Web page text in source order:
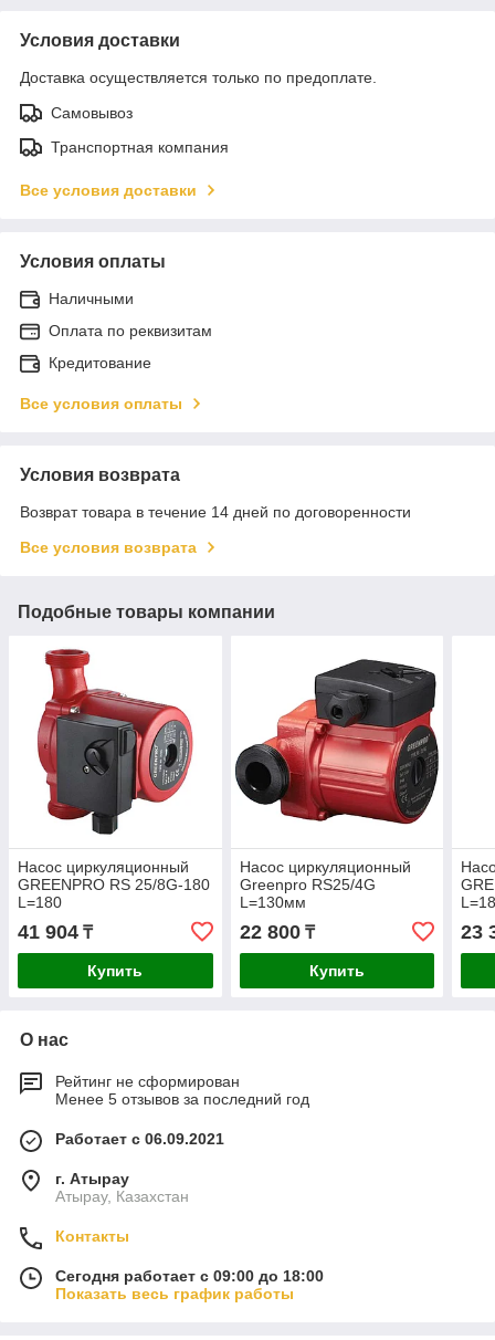
Условия доставки
Доставка осуществляется только по предоплате.
Самовывоз
Транспортная компания
Все условия доставки
Условия оплаты
Наличными
Оплата по реквизитам
Кредитование
Все условия оплаты
Условия возврата
Возврат товара в течение 14 дней по договоренности
Все условия возврата
Подобные товары компании
Насос циркуляционный
GREENPRO RS 25/8G-180
L=180
41 904 ₸
Купить
Насос циркуляционный
Greenpro RS25/4G
L=130мм
22 800₸
Купить
23
О нас
Рейтинг не сформирован
Менее 5 отзывов за последний год
Работает с 06.09.2021
г. Атырау
Атырау, Казахстан
Контакты
Сегодня работает с 09:00 до 18:00
Показать весь график работы